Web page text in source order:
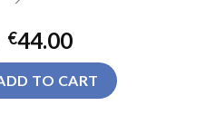
€44.00
con microfono quantity
TO CART